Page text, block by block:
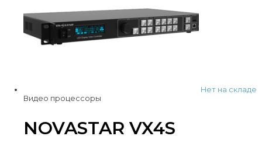
Нет на складе
Видео процессоры
NOVASTAR VX4S